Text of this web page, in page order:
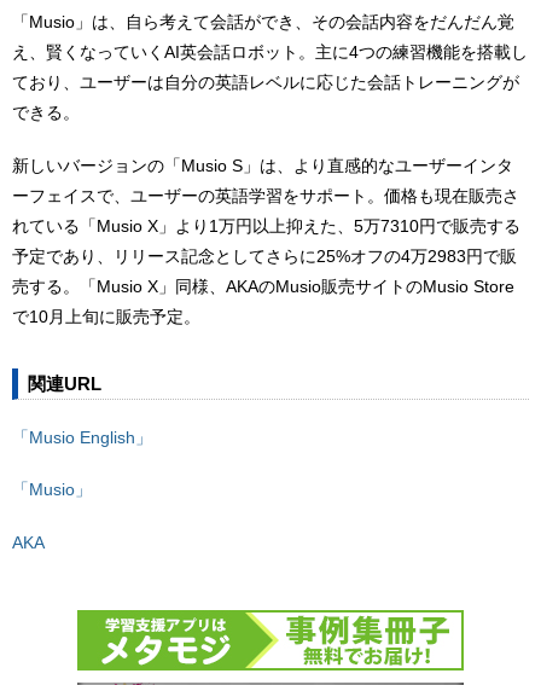
「Musio」は、自ら考えて会話ができ、その会話内容をだんだん覚
え、賢くなっていくAI英会話ロボット。主に4つの練習機能を搭載し
ており、ユーザーは自分の英語レベルに応じた会話トレーニングが
できる。
新しいバージョンの「Musio S」は、より直感的なユーザーインタ
ーフェイスで、ユーザーの英語学習をサポート。価格も現在販売さ
れている「Musio X」より1万円以上抑えた、5万7310円で販売する
予定であり、リリース記念としてさらに25%オフの4万2983円で販
売する。「Musio X」同様、AKAのMusio販売サイトのMusio Store
で10月上旬に販売予定。
関連URL
「Musio English」
「Musio」
AKA